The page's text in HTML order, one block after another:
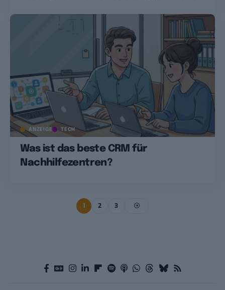
ANZEIGE TECH
Was ist das beste CRM für
Nachhilfezentren?
1 2 3